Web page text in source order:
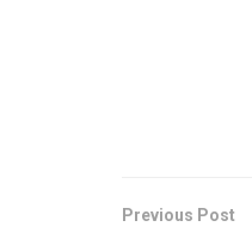
Previous Post